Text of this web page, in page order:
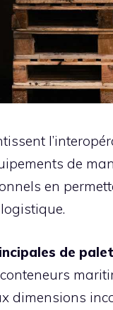
de
en
de
dimensions